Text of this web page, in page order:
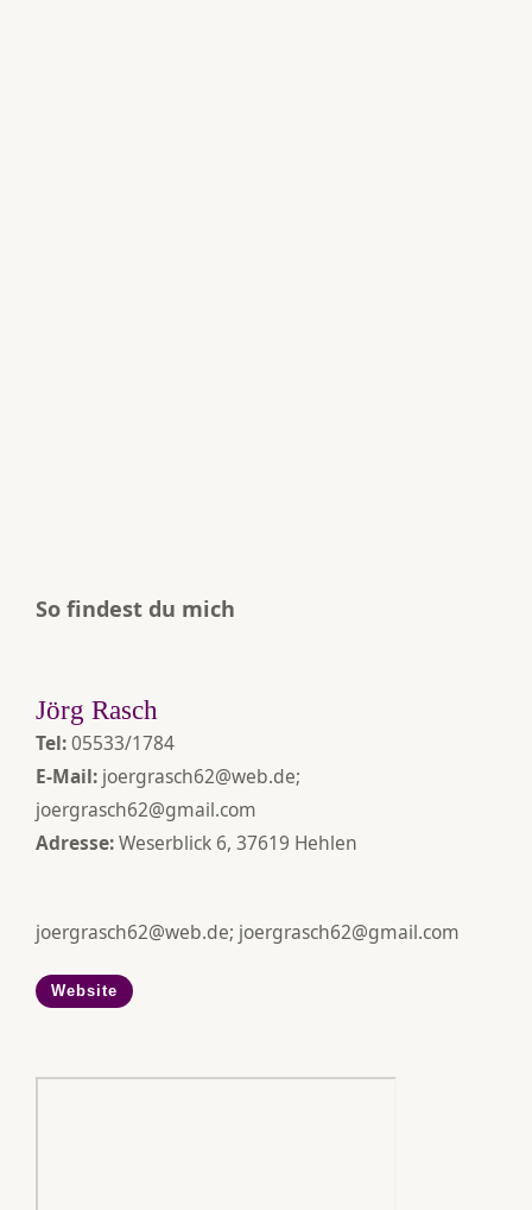
So findest du mich
Jörg Rasch
Tel:05533/1784
E-Mail: joergrasch62@web.de;
joergrasch62@gmail.com
Adresse:Weserblick 6, 37619 Hehlen
joergrasch62@web.de; joergrasch62@gmail.com
Website